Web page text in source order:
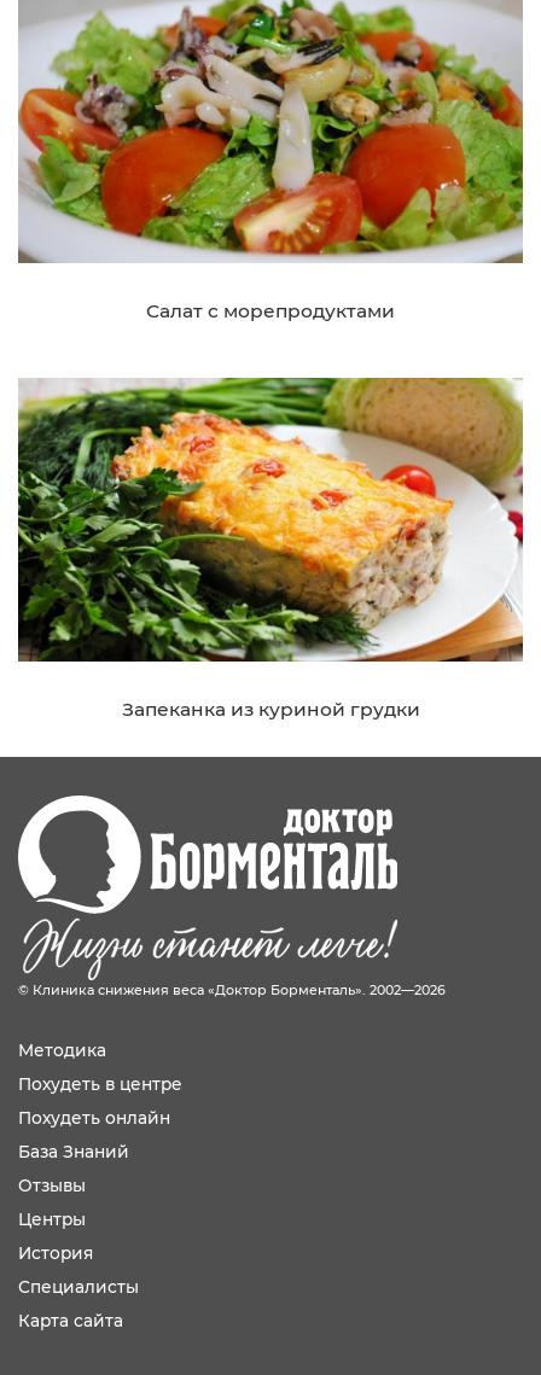
Салат с морепродуктами
Запеканка из куриной грудки
© Клиника снижения веса «Доктор Борменталь». 2002—2026
Методика
Похудеть в центре
Похудеть онлайн
База Знаний
Отзывы
Центры
История
Специалисты
Карта сайта